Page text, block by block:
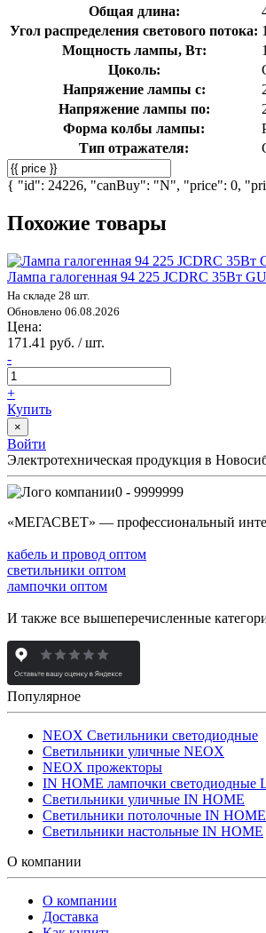
Общая длина:
Угол распределения светового потока:
Мощность лампы, Вт:
Цоколь:
Напряжение лампы с:
Напряжение лампы по:
Форма колбы лампы:
Тип отражателя:
{ "id": 24226, "canBuy": "N", "price": 0,
Похожие товары
Лампа галогенная 94 225 JCDRC 35Вт
На складе 28 шт.
Обновлено 06.08.2026
Цена:
171.41 руб. / шт.
-
+
Купить
×
Войти
Электротехническая продукция в
0 - 9999999
«МЕГАСВЕТ» — профессиональный
кабель и провод оптом
светильники оптом
лампочки оптом
И также все вышеперечисленные
Популярное
NEOX Светильники светодиодные
Светильники уличные NEOX
NEOX прожекторы
IN HOME лампочки светодиодные
Светильники уличные IN HOME
Светильники потолочные IN HOME
Светильники настольные IN HOME
О компании
О компании
Доставка